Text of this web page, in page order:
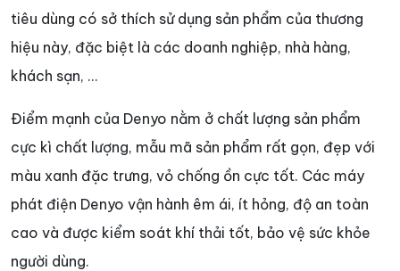
tiêu dùng có sở thích sử dụng sản phẩm của thương
hiệu này, đặc biệt là các doanh nghiệp, nhà hàng,
khách sạn, …
Điểm mạnh của Denyo nằm ở chất lượng sản phẩm
cực kì chất lượng, mẫu mã sản phẩm rất gọn, đẹp với
màu xanh đặc trưng, vỏ chống ồn cực tốt. Các máy
phát điện Denyo vận hành êm ái, ít hỏng, độ an toàn
cao và được kiểm soát khí thải tốt, bảo vệ sức khỏe
người dùng.